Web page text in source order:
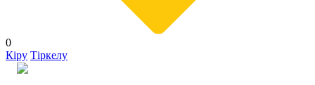
0
Кіру Тіркелу